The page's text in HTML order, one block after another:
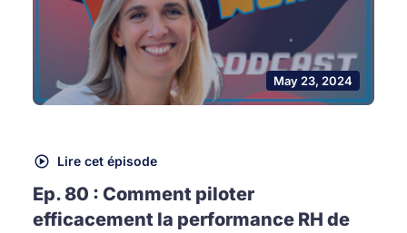
May 23, 2024
Lire cet épisode
Ep. 80 : Comment piloter
efficacement la performance RH de